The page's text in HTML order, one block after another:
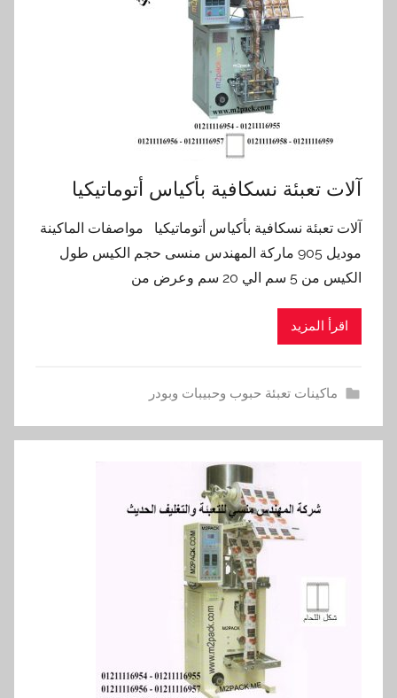
آلات تعبئة نسكافية بأكياس أتوماتيكيا
آلات تعبئة نسكافية بأكياس أتوماتيكيا مواصفات الماكينة
موديل 905 ماركة المهندس منسى حجم الكيس طول
الكيس من 5 سم الي 20 سم وعرض من
اقرأ المزيد
ماكينات تعبئة حبوب وحبيبات وبودر